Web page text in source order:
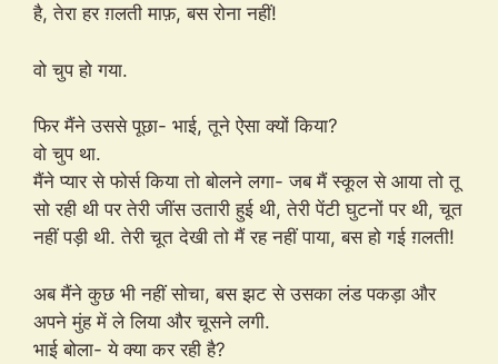
है, तेरा हर ग़लती माफ़, बस रोना नहीं!
वो चुप हो गया.
फिर मैंने उससे पूछा- भाई, तूने ऐसा क्यों किया?
वो चुप था.
मैंने प्यार से फोर्स किया तो बोलने लगा- जब मैं स्कूल से आया तो तू
सो रही थी पर तेरी जींस उतारी हुई थी, तेरी पेंटी घुटनों पर थी, चूत
नहीं पड़ी थी. तेरी चूत देखी तो मैं रह नहीं पाया, बस हो गई ग़लती!
अब मैंने कुछ भी नहीं सोचा, बस झट से उसका लंड पकड़ा और
अपने मुंह में ले लिया और चूसने लगी.
भाई बोला- ये क्या कर रही है?